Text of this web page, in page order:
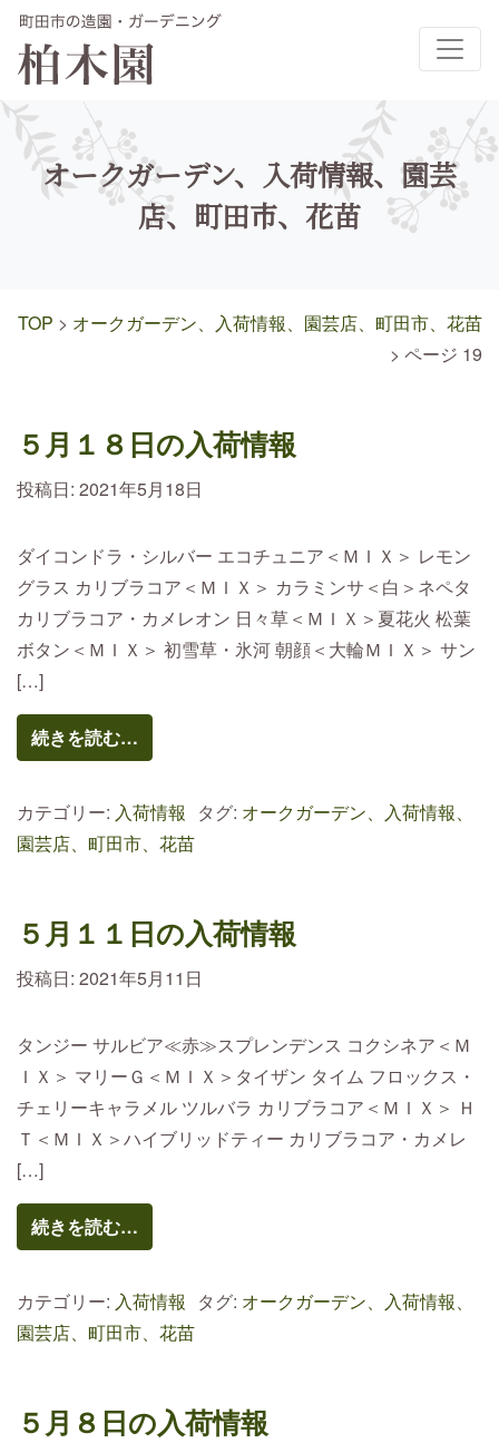
メインナビゲーション
オークガーデン、入荷情報、園芸
店、町田市、花苗
TOP > オークガーデン、入荷情報、園芸店、町田市、花苗
> ページ 19
５月１８日の入荷情報
投稿日: 2021年5月18日
ダイコンドラ・シルバー エコチュニア＜ＭＩＸ＞ レモン
グラス カリブラコア＜ＭＩＸ＞ カラミンサ＜白＞ネペタ
カリブラコア・カメレオン 日々草＜ＭＩＸ＞夏花火 松葉
ボタン＜ＭＩＸ＞ 初雪草・氷河 朝顔＜大輪ＭＩＸ＞ サン
[…]
続きを読む…
カテゴリー: 入荷情報 タグ: オークガーデン、入荷情報、
園芸店、町田市、花苗
５月１１日の入荷情報
投稿日: 2021年5月11日
タンジー サルビア≪赤≫スプレンデンス コクシネア＜Ｍ
ＩＸ＞ マリーＧ＜ＭＩＸ＞タイザン タイム フロックス・
チェリーキャラメル ツルバラ カリブラコア＜ＭＩＸ＞ Ｈ
Ｔ＜ＭＩＸ＞ハイブリッドティー カリブラコア・カメレ
[…]
続きを読む…
カテゴリー: 入荷情報 タグ: オークガーデン、入荷情報、
園芸店、町田市、花苗
５月８日の入荷情報